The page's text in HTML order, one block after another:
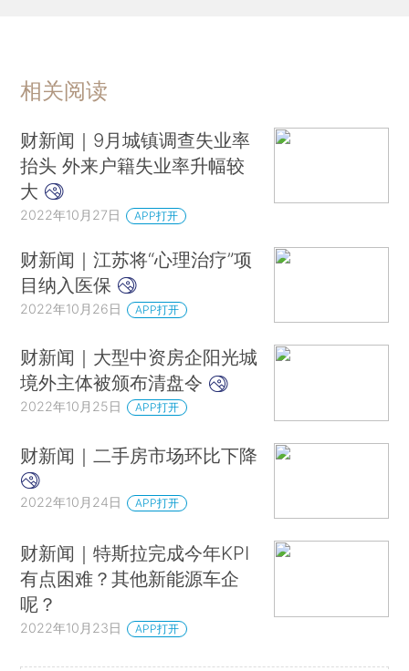
相关阅读
财新闻｜9月城镇调查失业率
抬头 外来户籍失业率升幅较
大
2022年10月27日 APP打开
财新闻｜江苏将“心理治疗”项
目纳入医保
2022年10月26日 APP打开
财新闻｜大型中资房企阳光城
境外主体被颁布清盘令
2022年10月25日 APP打开
财新闻｜二手房市场环比下降
2022年10月24日 APP打开
财新闻｜特斯拉完成今年KPI
有点困难？其他新能源车企
呢？
2022年10月23日 APP打开